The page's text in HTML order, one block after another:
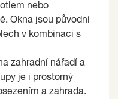
nebo
Okna jsou původní
v kombinaci s
zahradní nářadí a
je i prostorný
a zahrada.